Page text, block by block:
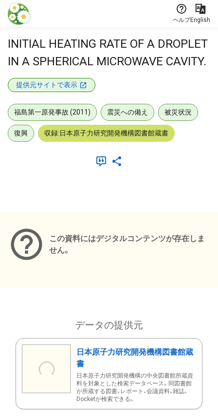
本文に飛ぶ
ヘルプEnglish
INITIAL HEATING RATE OF A DROPLET
IN A SPHERICAL MICROWAVE CAVITY.
提供元サイトで表示
福島第一原発事故 (2011) 震災への備え 被災状況
復興 収録:日本原子力研究開発機構図書館蔵書
この資料にはデジタルコンテンツが存在しま
せん。
データの提供元
日本原子力研究開発機構図書館蔵
書
日本原子力研究開発機構の中央図書館所蔵資
料を対象とした検索データベース。同図書館
が所蔵する図書、レポート、会議資料、雑誌、
Docketが検索できる。